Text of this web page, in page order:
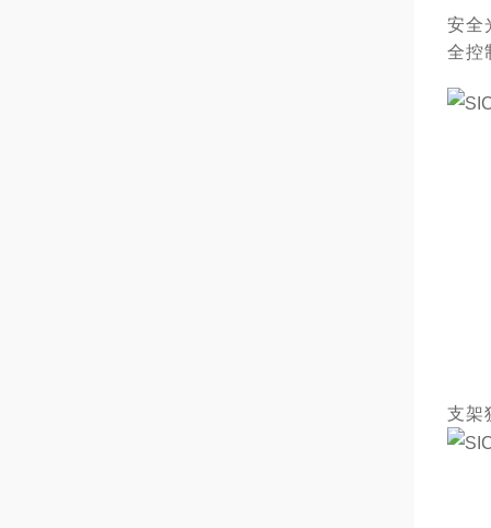
安全
全控
支架